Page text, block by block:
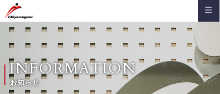
沿革
概要
建築部
土木部
INFORMATION
お知らせ